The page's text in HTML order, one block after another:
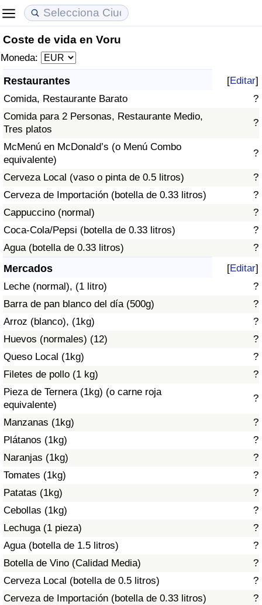
Coste de vida en Voru
Moneda:
Restaurantes [Editar]
Comida, Restaurante Barato
?
Comida para 2 Personas, Restaurante Medio,
Tres platos
?
McMenú en McDonald’s (o Menú Combo
equivalente)
?
Cerveza Local (vaso o pinta de 0.5 litros)
?
Cerveza de Importación (botella de 0.33 litros)
?
Cappuccino (normal)
?
Coca-Cola/Pepsi (botella de 0.33 litros)
?
Agua (botella de 0.33 litros)
?
Mercados [Editar]
Leche (normal), (1 litro)
?
Barra de pan blanco del día (500g)
?
Arroz (blanco), (1kg)
?
Huevos (normales) (12)
?
Queso Local (1kg)
?
Filetes de pollo (1 kg)
?
Pieza de Ternera (1kg) (o carne roja
equivalente)
?
Manzanas (1kg)
?
Plátanos (1kg)
?
Naranjas (1kg)
?
Tomates (1kg)
?
Patatas (1kg)
?
Cebollas (1kg)
?
Lechuga (1 pieza)
?
Agua (botella de 1.5 litros)
?
Botella de Vino (Calidad Media)
?
Cerveza Local (botella de 0.5 litros)
?
Cerveza de Importación (botella de 0.33 litros)
?
Coste de vida
Índice de Costo de Vida
Índice de costo de vida por país
en aqaba
Precios de las propiedades
Índice de Precios de Inmuebles
Índice de Precios de Inmuebles por País
Calidad de Vida
Índice de Calidad de Vida (Actual)
Índice de calidad de vida por país
Delincuencia
Calificación del Índice de Criminalidad
(Actual)
Índice de Criminalidad
Índice de criminalidad por país
Sanidad
Índice de Sanidad (Actual)
Índice de Sanidad
Índice de Sanidad por País
Contaminación
Índice de Contaminación (Actual)
Índice de contaminación
Índice de Contaminación por País
Tráfico
Índice de Tráfico
Índice de Tráfico (Actual)